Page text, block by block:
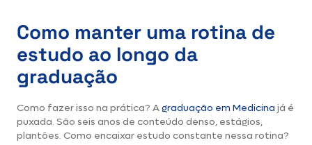
Como manter uma rotina de
estudo ao longo da
graduação
Como fazer isso na prática? Agraduação em Medicina já é
puxada. São seis anos de conteúdo denso, estágios,
plantões. Como encaixar estudo constante nessa rotina?